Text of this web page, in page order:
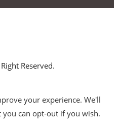
Reserved.
your experience. We'll
can opt-out if you wish.